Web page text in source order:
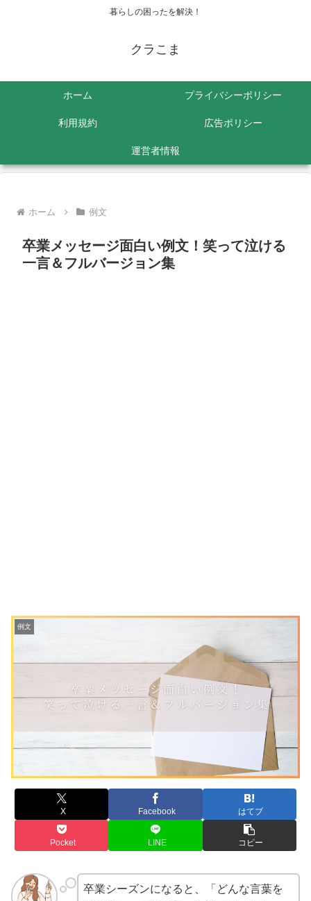
暮らしの困ったを解決！
クラこま
ホーム プライバシーポリシー
利用規約 広告ポリシー
運営者情報
ホーム 例文
卒業メッセージ面白い例文！笑って泣ける
一言＆フルバージョン集
例文
X Facebook はてブ
Pocket LINE コピー
卒業シーズンになると、「どんな言葉を